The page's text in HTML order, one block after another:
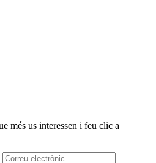
més us interessen i feu clic a